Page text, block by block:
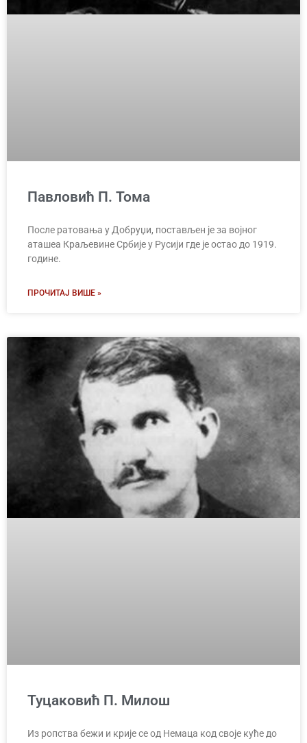
Павловић П. Тома
После ратовања у Добруџи, постављен је за војног
аташеа Краљевине Србије у Русији где је остао до 1919.
године.
ПРОЧИТАЈ ВИШЕ »
Туцаковић П. Милош
Из ропства бежи и крије се од Немаца код своје куће до